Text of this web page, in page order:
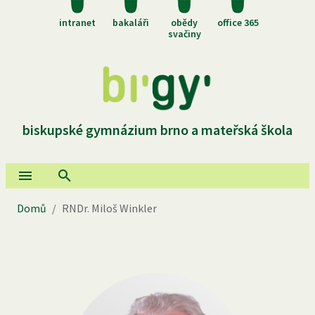
intranet bakaláři
obědy
svačiny
office 365
biskupské gymnázium brno a mateřská škola
Domů / RNDr. Miloš Winkler